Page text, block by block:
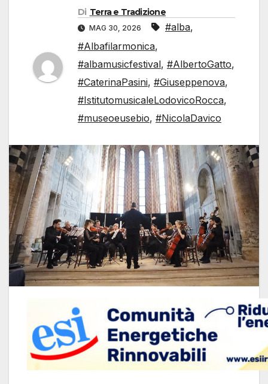
Di Terra e Tradizione
MAG 30, 2026 #alba,
#Albafilarmonica,
#albamusicfestival, #AlbertoGatto,
#CaterinaPasini, #Giuseppenova,
#IstitutomusicaleLodovicoRocca,
#museoeusebio, #NicolaDavico